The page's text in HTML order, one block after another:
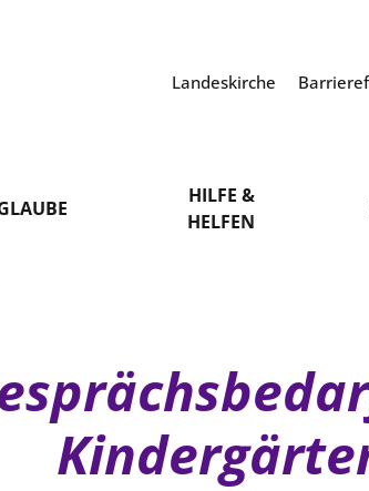
Landeskirche
HILFE &
HELFEN